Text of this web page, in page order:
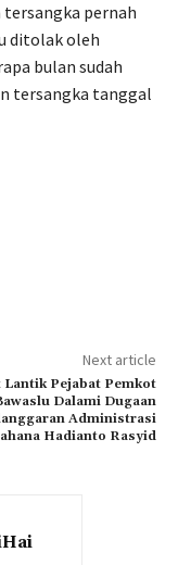
tersangka pernah
ditolak oleh
bulan sudah
tersangka tanggal
Next article
Lantik Pejabat Pemkot
Dalami Dugaan
Administrasi
Hadianto Rasyid